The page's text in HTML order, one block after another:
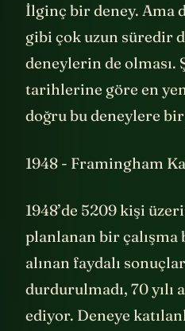
İlginç bir deney. Ama
gibi çok uzun süredir
deneylerin de olması.
tarihlerine göre en
doğru bu deneylere bir
1948 - Framingham
1948’de 5209 kişi
planlanan bir çalışma
alınan faydalı
durdurulmadı, 70 yılı
ediyor. Deneye